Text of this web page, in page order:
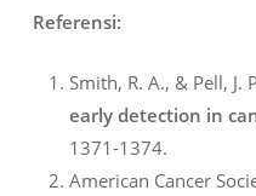
Referensi:
Smith, R. A., & Pell, J.
early detection in
1371-1374.
American Cancer